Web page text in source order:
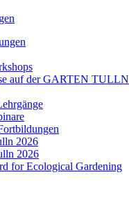
auf der GARTEN TULLN
2026
2026
for Ecological Gardening